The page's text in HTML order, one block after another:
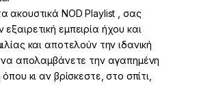
ακουστικά NOD Playlist , σας
εμπειρία ήχου και
και αποτελούν την ιδανική
να απολαμβάνετε την αγαπημένη
κι αν βρίσκεστε, στο σπίτι,